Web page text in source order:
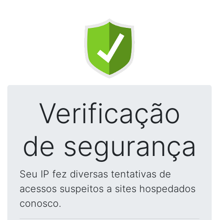
Verificação
de segurança
Seu IP fez diversas tentativas de
acessos suspeitos a sites hospedados
conosco.